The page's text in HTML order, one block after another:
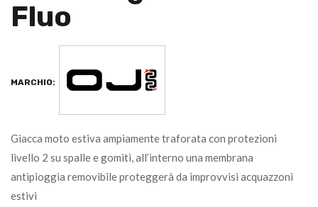
Fluo
MARCHIO:
Giacca moto estiva ampiamente traforata con protezioni
livello 2 su spalle e gomiti, all’interno una membrana
antipioggia removibile proteggerà da improvvisi acquazzoni
estivi